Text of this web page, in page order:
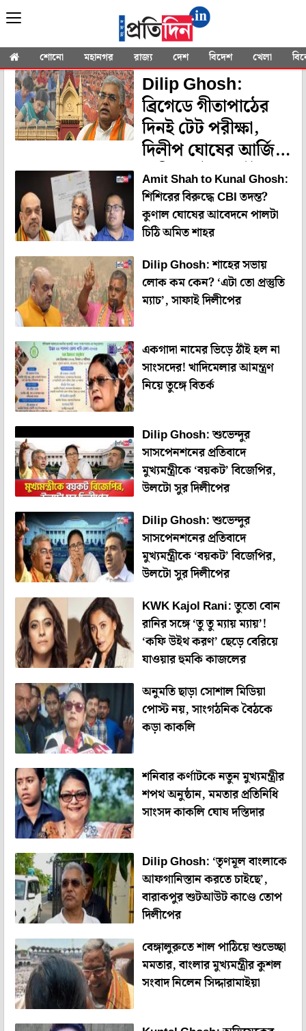
শোনো মহানগর রাজ্য দেশ বিদেশ খেলা
YOU SEARCHED FOR"Kakoli Ghosh
Dastidar"
Dilip Ghosh:
ব্রিগেডে গীতাপাঠের
দিনই টেট পরীক্ষা,
দিলীপ ঘোষের আর্জি
খারিজ হাই কোর্টে
Amit Shah to Kunal Ghosh:
শিশিরের বিরুদ্ধে CBI তদন্ত?
কুণাল ঘোষের আবেদনে পালটা
চিঠি অমিত শাহর
Dilip Ghosh: শাহের সভায়
লোক কম কেন? ‘এটা তো প্রস্তুতি
ম্যাচ’, সাফাই দিলীপের
একগাদা নামের ভিড়ে ঠাঁই হল না
সাংসদের! খাদিমেলার আমন্ত্রণ
নিয়ে তুঙ্গে বিতর্ক
Dilip Ghosh: শুভেন্দুর
সাসপেনশনের প্রতিবাদে
মুখ্যমন্ত্রীকে ‘বয়কট’ বিজেপির,
উলটো সুর দিলীপের
Dilip Ghosh: শুভেন্দুর
সাসপেনশনের প্রতিবাদে
মুখ্যমন্ত্রীকে ‘বয়কট’ বিজেপির,
উলটো সুর দিলীপের
KWK Kajol Rani: তুতো বোন
রানির সঙ্গে ‘তু তু ম্যায় ম্যায়’!
‘কফি উইথ করণ’ ছেড়ে বেরিয়ে
যাওয়ার হুমকি কাজলের
অনুমতি ছাড়া সোশাল মিডিয়া
পোস্ট নয়, সাংগঠনিক বৈঠকে
কড়া কাকলি
শনিবার কর্ণাটকে নতুন মুখ্যমন্ত্রীর
শপথ অনুষ্ঠান, মমতার প্রতিনিধি
সাংসদ কাকলি ঘোষ দস্তিদার
Dilip Ghosh: ‘তৃণমূল বাংলাকে
আফগানিস্তান করতে চাইছে’,
বারাকপুর শুটআউট কাণ্ডে তোপ
দিলীপের
বেঙ্গালুরুতে শাল পাঠিয়ে শুভেচ্ছা
মমতার, বাংলার মুখ্যমন্ত্রীর কুশল
সংবাদ নিলেন সিদ্দারামাইয়া